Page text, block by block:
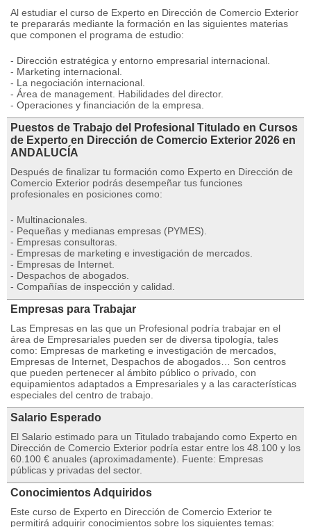
Al estudiar el curso de Experto en Dirección de Comercio Exterior
te prepararás mediante la formación en las siguientes materias
que componen el programa de estudio:
- Dirección estratégica y entorno empresarial internacional.
- Marketing internacional.
- La negociación internacional.
- Área de management. Habilidades del director.
- Operaciones y financiación de la empresa.
Puestos de Trabajo del Profesional Titulado en Cursos
de Experto en Dirección de Comercio Exterior 2026 en
ANDALUCÍA
Después de finalizar tu formación como Experto en Dirección de
Comercio Exterior podrás desempeñar tus funciones
profesionales en posiciones como:
- Multinacionales.
- Pequeñas y medianas empresas (PYMES).
- Empresas consultoras.
- Empresas de marketing e investigación de mercados.
- Empresas de Internet.
- Despachos de abogados.
- Compañías de inspección y calidad.
Empresas para Trabajar
Las Empresas en las que un Profesional podría trabajar en el
área de Empresariales pueden ser de diversa tipología, tales
como: Empresas de marketing e investigación de mercados,
Empresas de Internet, Despachos de abogados… Son centros
que pueden pertenecer al ámbito público o privado, con
equipamientos adaptados a Empresariales y a las características
especiales del centro de trabajo.
Salario Esperado
El Salario estimado para un Titulado trabajando como Experto en
Dirección de Comercio Exterior podría estar entre los 48.100 y los
60.100 € anuales (aproximadamente). Fuente: Empresas
públicas y privadas del sector.
Conocimientos Adquiridos
Este curso de Experto en Dirección de Comercio Exterior te
permitirá adquirir conocimientos sobre los siguientes temas: